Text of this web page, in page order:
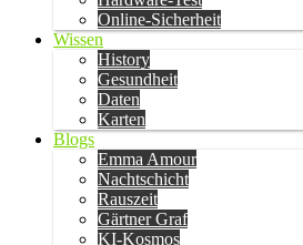
Online-Sicherheit
Wissen
History
Gesundheit
Daten
Karten
Blogs
Emma Amour
Nachtschicht
Rauszeit
Gärtner Graf
KI-Kosmos